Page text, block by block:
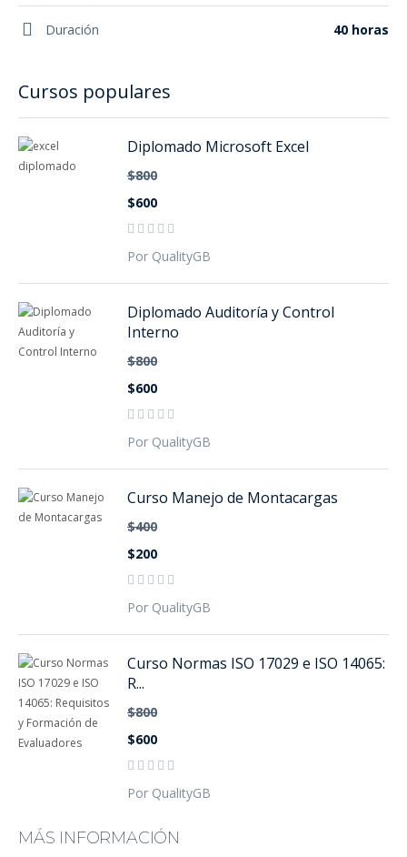
Duración 40 horas
Cursos populares
Diplomado Microsoft Excel
$800
$600
Por QualityGB
Diplomado Auditoría y Control
Interno
$800
$600
Por QualityGB
Curso Manejo de Montacargas
$400
$200
Por QualityGB
Curso Normas ISO 17029 e ISO 14065:
R...
$800
$600
Por QualityGB
MÁS INFORMACIÓN